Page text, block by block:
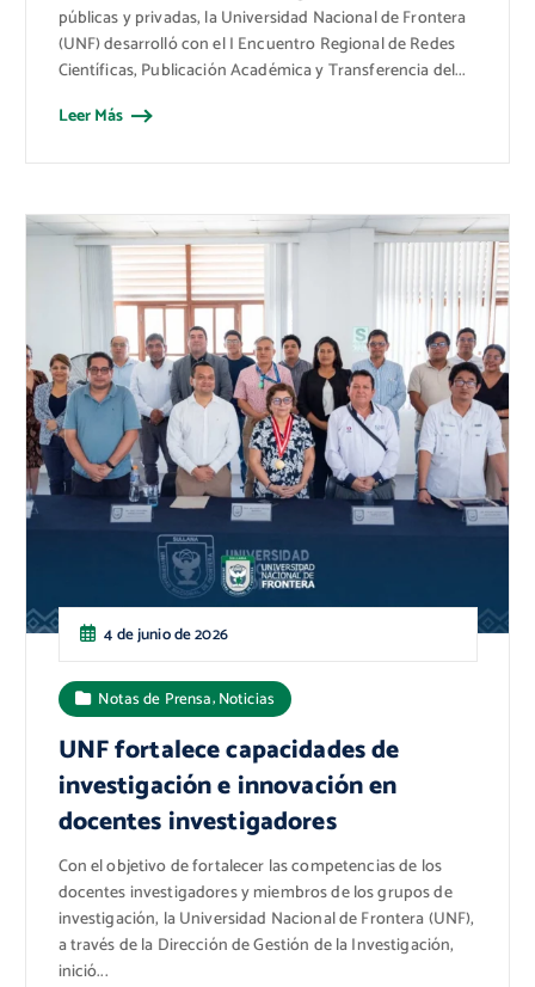
públicas y privadas, la Universidad Nacional de Frontera
(UNF) desarrolló con el I Encuentro Regional de Redes
Científicas, Publicación Académica y Transferencia del...
Leer Más
4 de junio de 2026
Notas de Prensa,Noticias
UNF fortalece capacidades de
investigación e innovación en
docentes investigadores
Con el objetivo de fortalecer las competencias de los
docentes investigadores y miembros de los grupos de
investigación, la Universidad Nacional de Frontera (UNF),
a través de la Dirección de Gestión de la Investigación,
inició...